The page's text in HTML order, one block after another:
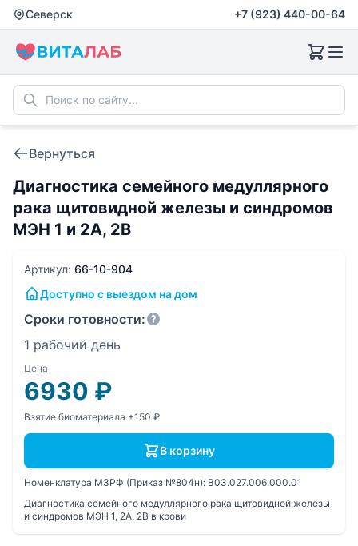
Северск +7 (923) 440-00-64
Вернуться
Диагностика семейного медуллярного
рака щитовидной железы и синдромов
МЭН 1 и 2A, 2B
Артикул: 66-10-904
Доступно с выездом на дом
Сроки готовности:
1 рабочий день
Цена
6930 ₽
Взятие биоматериала +150 ₽
В корзину
Номенклатура МЗРФ (Приказ №804н): B03.027.006.000.01
Диагностика семейного медуллярного рака щитовидной железы
и синдромов МЭН 1, 2A, 2B в крови